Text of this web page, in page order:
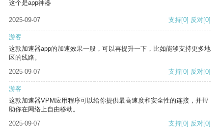
这个是app神器
2025-09-07 支持[0] 反对[0]
游客
这款加速器app的加速效果一般，可以再提升一下，比如能够支持更多地
区的线路。
2025-09-07
支持[0] 反对[0]
游客
这款加速器VPM应用程序可以给你提供最高速度和安全性的连接，并帮
助你在网络上自由移动。
2025-09-07
支持[0] 反对[0]